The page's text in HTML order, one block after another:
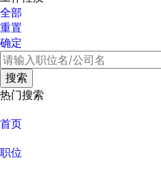
全部
重置
确定
热门搜索
首页
职位